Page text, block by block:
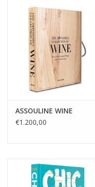
ASSOULINE WINE
€1.200,00